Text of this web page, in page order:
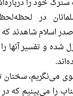
خود را
در
اسلام شاهدند که
شده و تفسیر آنها
می‌نگریم، سخنان
را می‌بینیم که